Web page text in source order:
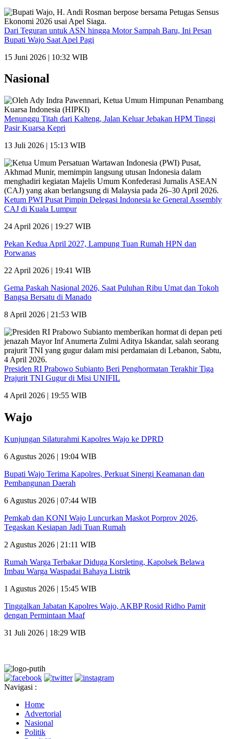
Dari Teguran untuk ASN hingga Motor Sampah Baru, Ini Pesan
Bupati Wajo Saat Apel Pagi
15 Juni 2026 | 10:32 WIB
Nasional
Menunggu Titah dari Kalteng, Jalan Keluar Jebakan HPM Tinggi
Pasir Kuarsa Kepri
13 Juli 2026 | 15:13 WIB
Ketum PWI Pusat Pimpin Delegasi Indonesia ke General Assembly
CAJ di Kuala Lumpur
24 April 2026 | 19:27 WIB
Pekan Kedua April 2027, Lampung Tuan Rumah HPN dan
Porwanas
22 April 2026 | 19:41 WIB
Gema Paskah Nasional 2026, Saat Puluhan Ribu Umat dan Tokoh
Bangsa Bersatu di Manado
8 April 2026 | 21:53 WIB
Presiden RI Prabowo Subianto Beri Penghormatan Terakhir Tiga
Prajurit TNI Gugur di Misi UNIFIL
4 April 2026 | 19:55 WIB
Wajo
Kunjungan Silaturahmi Kapolres Wajo ke DPRD
6 Agustus 2026 | 19:04 WIB
Bupati Wajo Terima Kapolres, Perkuat Sinergi Keamanan dan
Pembangunan Daerah
6 Agustus 2026 | 07:44 WIB
Pemkab dan KONI Wajo Luncurkan Maskot Porprov 2026,
Tegaskan Kesiapan Jadi Tuan Rumah
2 Agustus 2026 | 21:11 WIB
Rumah Warga Terbakar Diduga Korsleting, Kapolsek Belawa
Imbau Warga Waspadai Bahaya Listrik
1 Agustus 2026 | 15:45 WIB
Tinggalkan Jabatan Kapolres Wajo, AKBP Rosid Ridho Pamit
dengan Permintaan Maaf
31 Juli 2026 | 18:29 WIB
Navigasi :
Home
Advertorial
Nasional
Politik